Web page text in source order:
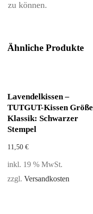
zu können.
Ähnliche Produkte
Lavendelkissen –
TUTGUT-Kissen Größe
Klassik: Schwarzer
Stempel
11,50 €
inkl. 19 % MwSt.
zzgl. Versandkosten